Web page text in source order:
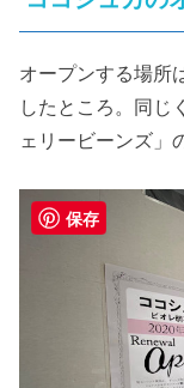
オープンする場所
したところ。同じ
ェリービーンズ」
保存